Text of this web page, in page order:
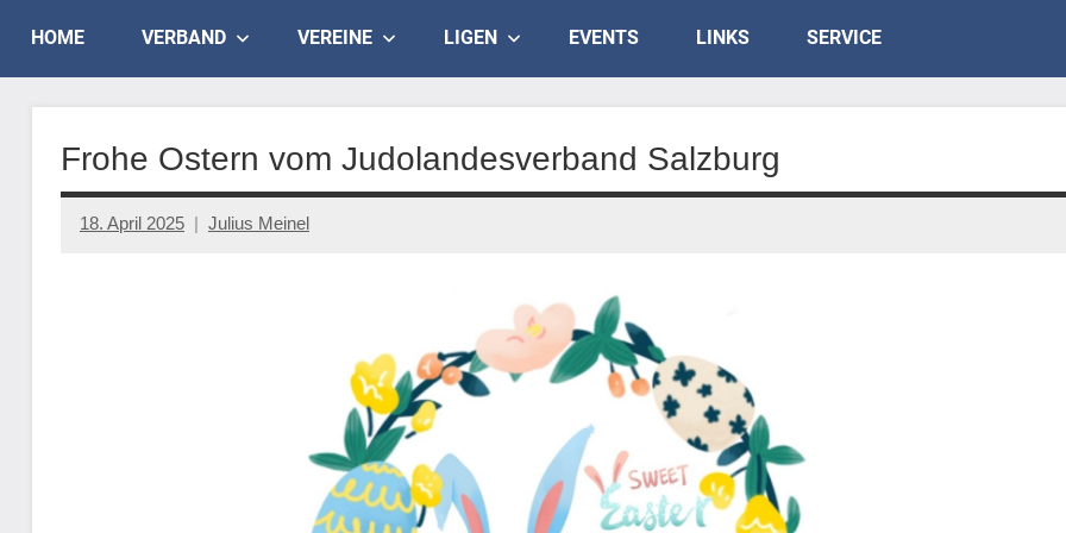
content
Judo
Landesverband
Salzburg
HOME VERBAND VEREINE LIGEN EVENTS LINKS SERVICE
Frohe Ostern vom Judolandesverband Salzburg
18. April 2025 Julius Meinel